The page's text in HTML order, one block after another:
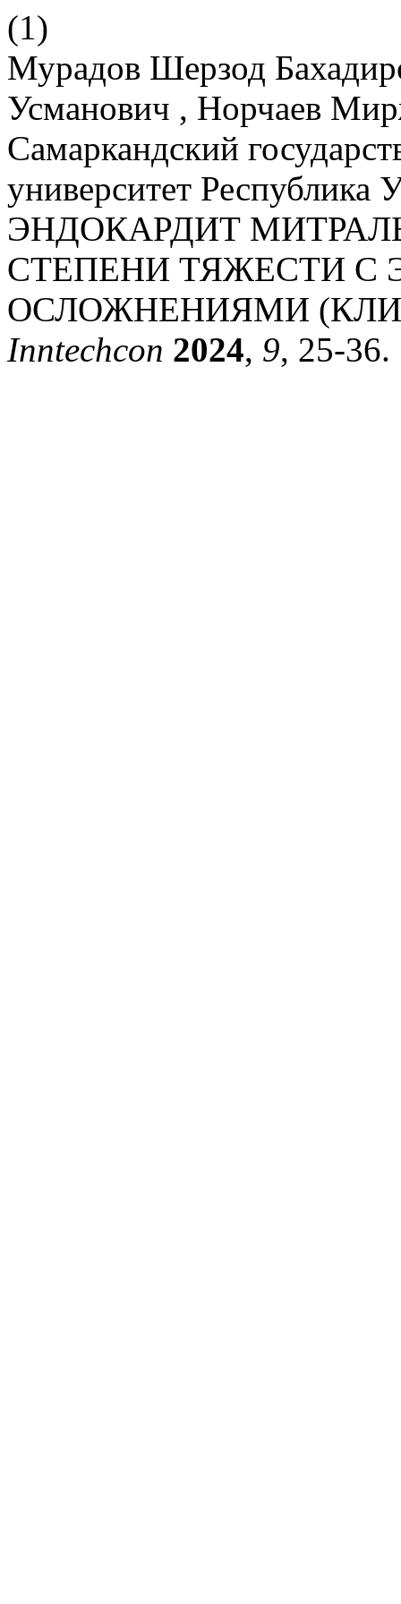
(1)
Мурадов Шерзод
Усманович , Норчаев
Самаркандский
университет Республика
ЭНДОКАРДИТ
СТЕПЕНИ ТЯЖЕСТИ С
ОСЛОЖНЕНИЯМИ
Inntechcon 2024, 9, 25-36.